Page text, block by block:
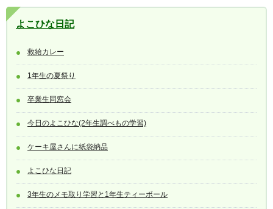
よこひな日記
救給カレー
1年生の夏祭り
卒業生同窓会
今日のよこひな(2年生調べもの学習)
ケーキ屋さんに紙袋納品
よこひな日記
3年生のメモ取り学習と1年生ティーボール